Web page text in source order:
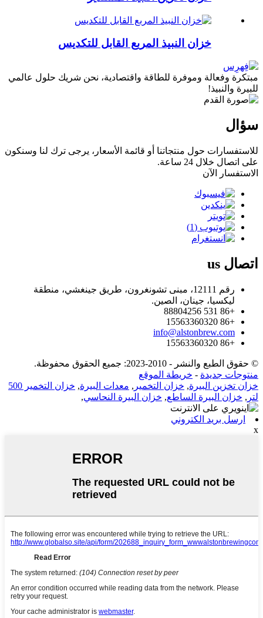
خزان النبيذ المربع القابل للتكديس
مبتكرة وفعالة وموفرة للطاقة واقتصادية، نحن شريك حلول عالمي
للبيرة والنبيذ!
سؤال
للاستفسارات حول منتجاتنا أو قائمة الأسعار، يرجى ترك لنا وسنكون
على اتصال خلال 24 ساعة.
الاستفسار الآن
اتصال
رقم 12111، مبنى تشونغرون، طريق جينغشي، منطقة
ليكسيا، جينان، الصين.
+86 531 88804256
+86 15563360320
info@alstonbrew.com
+86 15563360320
© حقوق الطبع والنشر - 2010-2023: جميع الحقوق محفوظة.
منتوجات جديدة - خريطة الموقع
خزان تخزين البيرة, خزان التخمير , معدات البيرة,
خزان التخمير 500
لتر , خزان البيرة الساطع, خزان البيرة النحاسي,
ارسل بريد الكتروني
x